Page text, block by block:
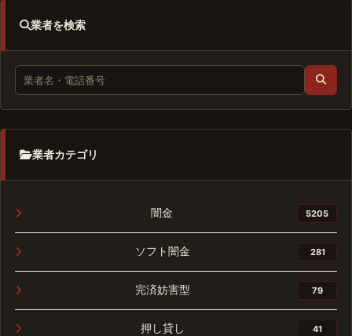
業者を検索
業者カテゴリ
闇金 5205
ソフト闇金 281
完済妨害型 79
押し貸し 41